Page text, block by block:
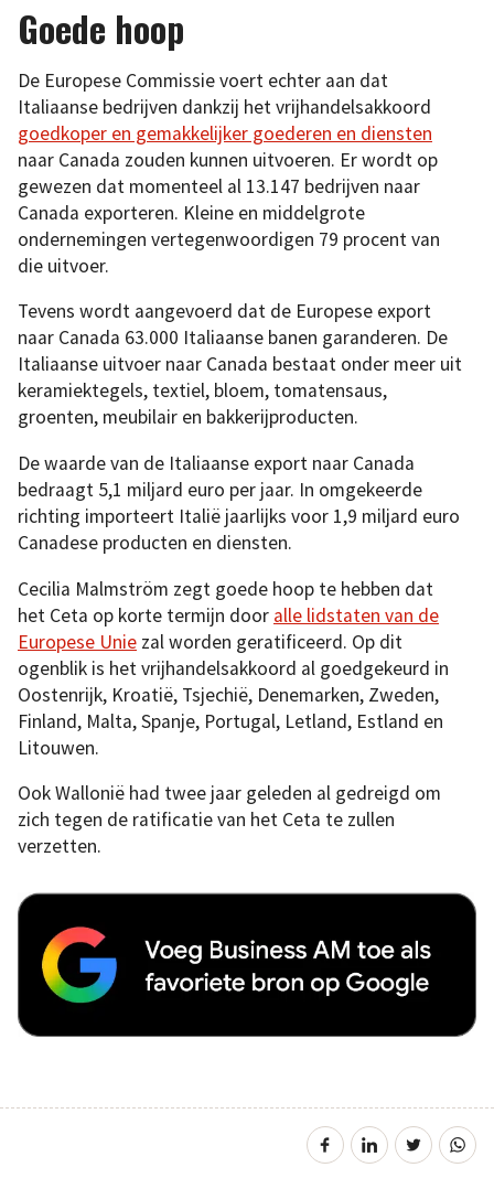
Goede hoop
De Europese Commissie voert echter aan dat
Italiaanse bedrijven dankzij het vrijhandelsakkoord
goedkoper en gemakkelijker goederen en diensten
naar Canada zouden kunnen uitvoeren. Er wordt op
gewezen dat momenteel al 13.147 bedrijven naar
Canada exporteren. Kleine en middelgrote
ondernemingen vertegenwoordigen 79 procent van
die uitvoer.
Tevens wordt aangevoerd dat de Europese export
naar Canada 63.000 Italiaanse banen garanderen. De
Italiaanse uitvoer naar Canada bestaat onder meer uit
keramiektegels, textiel, bloem, tomatensaus,
groenten, meubilair en bakkerijproducten.
De waarde van de Italiaanse export naar Canada
bedraagt 5,1 miljard euro per jaar. In omgekeerde
richting importeert Italië jaarlijks voor 1,9 miljard euro
Canadese producten en diensten.
Cecilia Malmström zegt goede hoop te hebben dat
het Ceta op korte termijn door alle lidstaten van de
Europese Unie zal worden geratificeerd. Op dit
ogenblik is het vrijhandelsakkoord al goedgekeurd in
Oostenrijk, Kroatië, Tsjechië, Denemarken, Zweden,
Finland, Malta, Spanje, Portugal, Letland, Estland en
Litouwen.
Ook Wallonië had twee jaar geleden al gedreigd om
zich tegen de ratificatie van het Ceta te zullen
verzetten.